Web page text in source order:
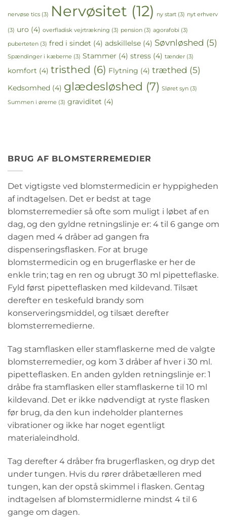
nervøse tics (3) Nervøsitet (12) ny start (3) nyt erhverv
(3) uro (4) overfladisk vejrtrækning (3) pension (3) agorafobi (3)
puberteten (3) fred i sindet (4) adskillelse (4) Søvnløshed (5)
Spændinger i kæberne (3) Stammer (4) stress (4) tænder (3)
komfort (4) tristhed (6) Flytning (4) træthed (5)
Kedsomhed (4) glædesløshed (7) Sløret syn (3)
Summen i ørerne (3) graviditet (4)
BRUG AF BLOMSTERREMEDIER
Det vigtigste ved blomstermedicin er hyppigheden
af indtagelsen. Det er bedst at tage
blomsterremedier så ofte som muligt i løbet af en
dag, og den gyldne retningslinje er: 4 til 6 gange om
dagen med 4 dråber ad gangen fra
dispenseringsflasken. For at bruge
blomstermedicin og en brugerflaske er her de
enkle trin; tag en ren og ubrugt 30 ml pipetteflaske.
Fyld først pipetteflasken med kildevand. Tilsæt
derefter en teskefuld brandy som
konserveringsmiddel, og tilsæt derefter
blomsterremedierne.
Tag stamflasken eller stamflaskerne med de valgte
blomsterremedier, og kom 3 dråber af hver i 30 ml.
pipetteflasken. En anden gylden retningslinje er: 1
dråbe fra stamflasken eller stamflaskerne til 10 ml
kildevand. Det er ikke nødvendigt at ryste flasken
før brug, da den kun indeholder planternes
vibrationer og ikke har noget egentligt
materialeindhold.
Tag derefter 4 dråber fra brugerflasken, og dryp det
under tungen. Hvis du rører dråbetælleren med
tungen, kan der opstå skimmel i flasken. Gentag
indtagelsen af blomstermidlerne mindst 4 til 6
gange om dagen.